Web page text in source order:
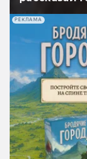
РЕКЛАМА